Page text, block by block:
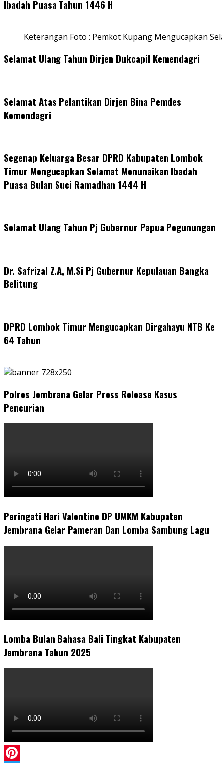
Ibadah Puasa Tahun 1446 H
Keterangan Foto : Pemkot Kupang Mengucapkan
Selamat Ulang Tahun Dirjen Dukcapil Kemendagri
Selamat Atas Pelantikan Dirjen Bina Pemdes
Kemendagri
Segenap Keluarga Besar DPRD Kabupaten Lombok
Timur Mengucapkan Selamat Menunaikan Ibadah
Puasa Bulan Suci Ramadhan 1444 H
Selamat Ulang Tahun Pj Gubernur Papua Pegunungan
Dr. Safrizal Z.A, M.Si Pj Gubernur Kepulauan Bangka
Belitung
DPRD Lombok Timur Mengucapkan Dirgahayu NTB Ke
64 Tahun
Polres Jembrana Gelar Press Release Kasus
Pencurian
Peringati Hari Valentine DP UMKM Kabupaten
Jembrana Gelar Pameran Dan Lomba Sambung Lagu
Lomba Bulan Bahasa Bali Tingkat Kabupaten
Jembrana Tahun 2025